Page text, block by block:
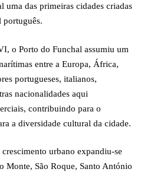
uma das primeiras cidades criadas
o Porto do Funchal assumiu um
entre a Europa, África,
portugueses, italianos,
nacionalidades aqui
contribuindo para o
a diversidade cultural da cidade.
urbano expandiu-se
Monte, São Roque, Santo António